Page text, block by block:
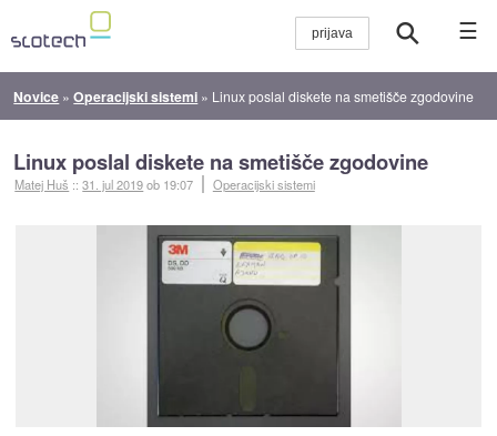
☰
Novice »Operacijski sistemi » Linux poslal diskete na smetišče zgodovine
Linux poslal diskete na smetišče zgodovine
Matej Huš ::31. jul 2019ob 19:07 Operacijski sistemi